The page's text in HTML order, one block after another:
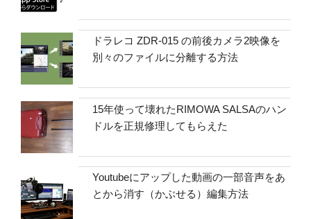
ドラレコ ZDR-015 の前後カメラ2映像を
別々のファイルに分離する方法
15年使って壊れたRIMOWA SALSAのハン
ドルを正規修理してもらえた
Youtubeにアップした動画の一部音声をあ
とから消す（かぶせる）編集方法